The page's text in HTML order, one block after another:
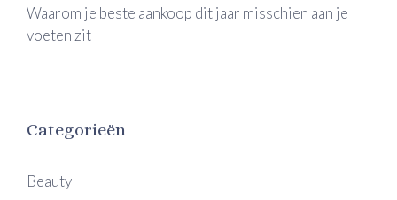
Waarom je beste aankoop dit jaar misschien aan je
voeten zit
Categorieën
Beauty